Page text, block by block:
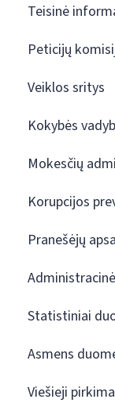
Teisinė
Peticijų
Veiklos sritys
Kokybės
Mokesčių
Korupcijos
Pranešėjų
Statistiniai
Asmens
Viešieji